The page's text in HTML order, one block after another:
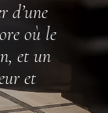
d’une
où le
et un
et